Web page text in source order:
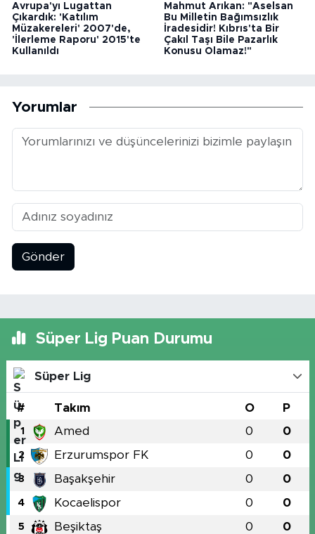
Avrupa'yı Lugattan
Çıkardık: 'Katılım
Müzakereleri' 2007'de,
'İlerleme Raporu' 2015'te
Kullanıldı
Mahmut Arıkan: "Aselsan
Bu Milletin Bağımsızlık
İradesidir! Kıbrıs'ta Bir
Çakıl Taşı Bile Pazarlık
Konusu Olamaz!"
Yorumlar
Gönder
Süper Lig Puan Durumu
Süper Lig
# Takım O P
1 Amed 0 0
2 Erzurumspor FK 0 0
3 Başakşehir 0 0
4 Kocaelispor 0 0
5 Beşiktaş 0 0